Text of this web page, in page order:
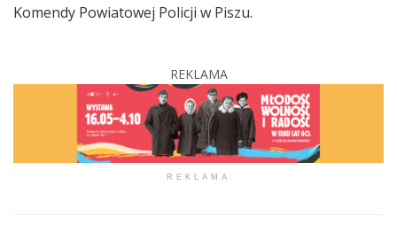
Komendy Powiatowej Policji w Piszu.
REKLAMA
REKLAMA